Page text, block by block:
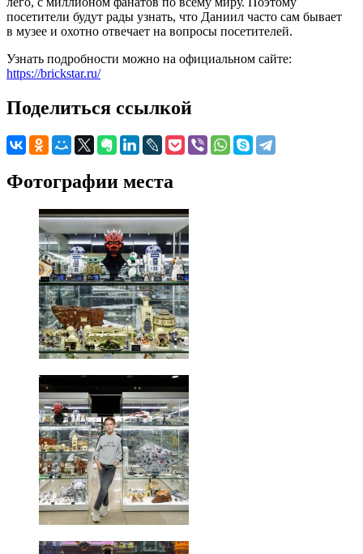
посетители будут рады узнать, что Даниил часто сам бывает
в музее и охотно отвечает на вопросы посетителей.
Узнать подробности можно на официальном сайте:
https://brickstar.ru/
Поделиться ссылкой
Фотографии места